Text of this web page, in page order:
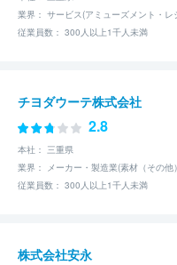
業界： サービス(アミューズメント・レ
従業員数： 300人以上1千人未満
チヨダウーテ株式会社
2.8
本社： 三重県
業界： メーカー・製造業(素材（その他
従業員数： 300人以上1千人未満
株式会社安永